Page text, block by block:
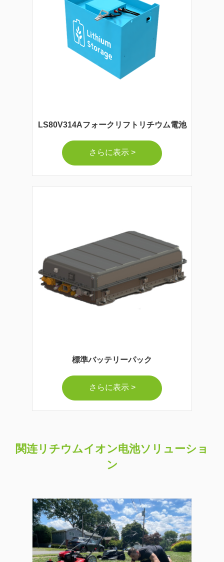
LS80V314Aフォークリフトリチウム電池
さらに表示 >
標準バッテリーパック
さらに表示 >
関连リチウムイオン电池ソリューショ
ン